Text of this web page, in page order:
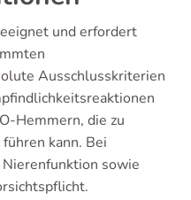
und erfordert
Ausschlusskriterien
Hemmern, die zu
kann. Bei
sowie